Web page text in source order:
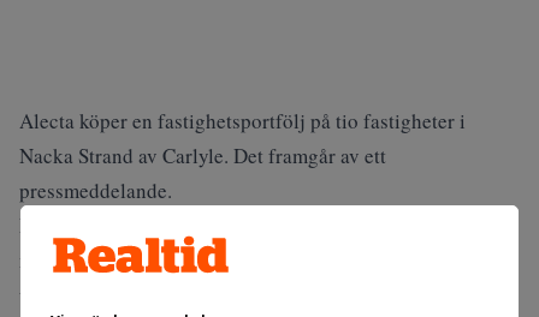
Alecta köper en fastighetsportfölj på tio fastigheter i
Nacka Strand av Carlyle. Det framgår av ett
pressmeddelande.
De tio fastigheterna omfattar cirka 110.000 kvadratmeter
med huvudsak kontor, hotell, publika lokaler och
utbildningslokaler. Alecta tillträdde fastigheterna den 11